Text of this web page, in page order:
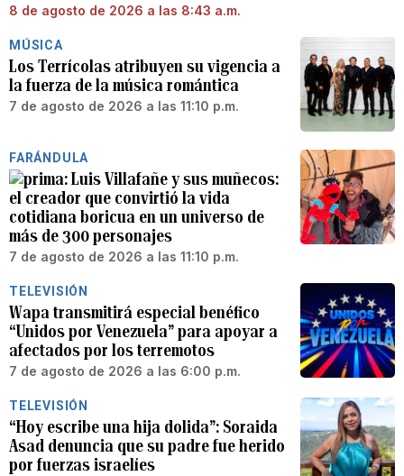
8 de agosto de 2026 a las 8:43 a.m.
MÚSICA
Los Terrícolas atribuyen su vigencia a
la fuerza de la música romántica
7 de agosto de 2026 a las 11:10 p.m.
FARÁNDULA
Luis Villafañe y sus muñecos:
el creador que convirtió la vida
cotidiana boricua en un universo de
más de 300 personajes
7 de agosto de 2026 a las 11:10 p.m.
TELEVISIÓN
Wapa transmitirá especial benéfico
“Unidos por Venezuela” para apoyar a
afectados por los terremotos
7 de agosto de 2026 a las 6:00 p.m.
TELEVISIÓN
“Hoy escribe una hija dolida”: Soraida
Asad denuncia que su padre fue herido
por fuerzas israelíes